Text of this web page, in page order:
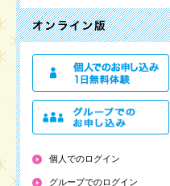
個人でのログイン
グループでのログイン